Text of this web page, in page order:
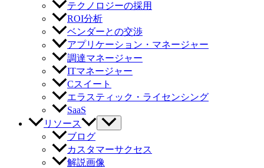
テクノロジーの採用
ROI分析
ベンダーとの交渉
アプリケーション・マネージャー
調達マネージャー
ITマネージャー
Cスイート
エラスティック・ライセンシング
SaaS
リソース
ブログ
カスタマーサクセス
解説画像